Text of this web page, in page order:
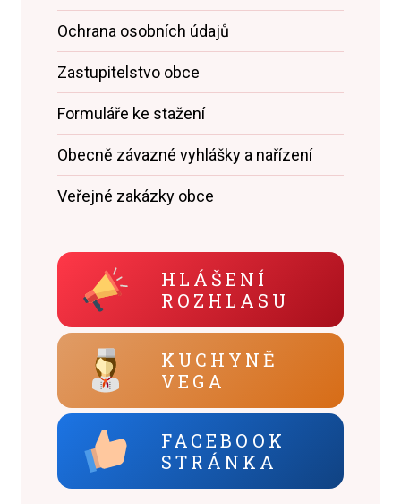
Ochrana osobních údajů
Zastupitelstvo obce
Formuláře ke stažení
Obecně závazné vyhlášky a nařízení
Veřejné zakázky obce
HLÁŠENÍ
ROZHLASU
KUCHYNĚ
VEGA
FACEBOOK
STRÁNKA